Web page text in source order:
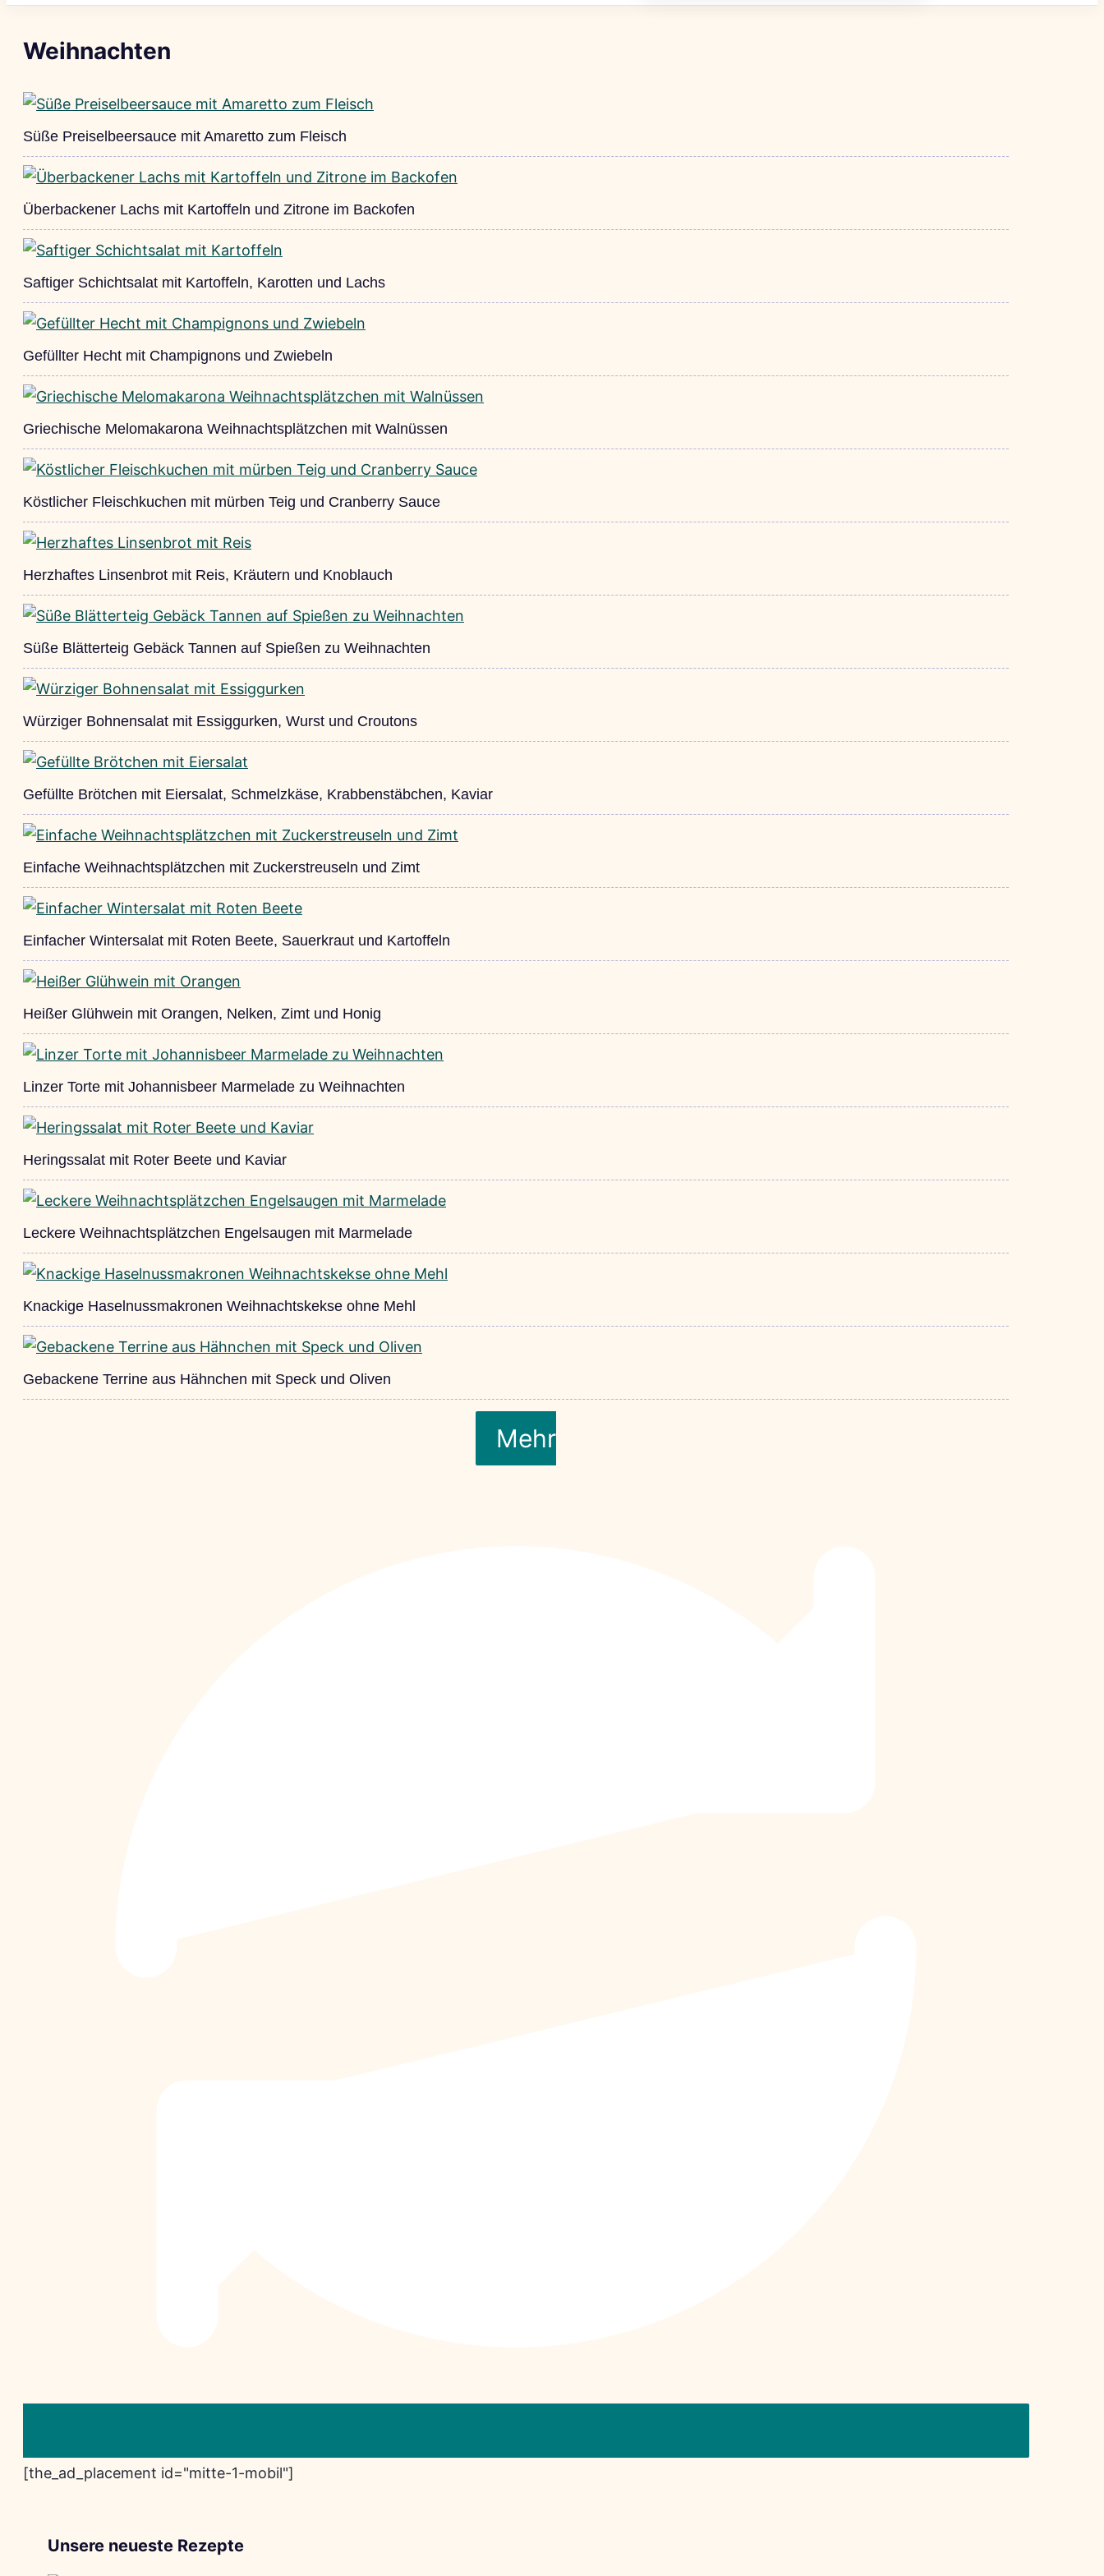
Weihnachten
Süße Preiselbeersauce mit Amaretto zum Fleisch
Überbackener Lachs mit Kartoffeln und Zitrone im Backofen
Saftiger Schichtsalat mit Kartoffeln, Karotten und Lachs
Gefüllter Hecht mit Champignons und Zwiebeln
Griechische Melomakarona Weihnachtsplätzchen mit Walnüssen
Köstlicher Fleischkuchen mit mürben Teig und Cranberry Sauce
Herzhaftes Linsenbrot mit Reis, Kräutern und Knoblauch
Süße Blätterteig Gebäck Tannen auf Spießen zu Weihnachten
Würziger Bohnensalat mit Essiggurken, Wurst und Croutons
Gefüllte Brötchen mit Eiersalat, Schmelzkäse, Krabbenstäbchen, Kaviar
Einfache Weihnachtsplätzchen mit Zuckerstreuseln und Zimt
Einfacher Wintersalat mit Roten Beete, Sauerkraut und Kartoffeln
Heißer Glühwein mit Orangen, Nelken, Zimt und Honig
Linzer Torte mit Johannisbeer Marmelade zu Weihnachten
Heringssalat mit Roter Beete und Kaviar
Leckere Weihnachtsplätzchen Engelsaugen mit Marmelade
Knackige Haselnussmakronen Weihnachtskekse ohne Mehl
Gebackene Terrine aus Hähnchen mit Speck und Oliven
Mehr
[the_ad_placement id="mitte-1-mobil"]
Unsere neueste Rezepte